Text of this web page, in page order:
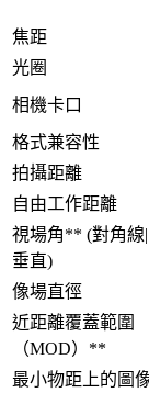
焦距
光圈
相機卡口
格式兼容性
拍攝距離
自由工作距離
視場角** (對角線
垂直)
像場直徑
近距離覆蓋範圍
（MOD）**
最小物距上的圖